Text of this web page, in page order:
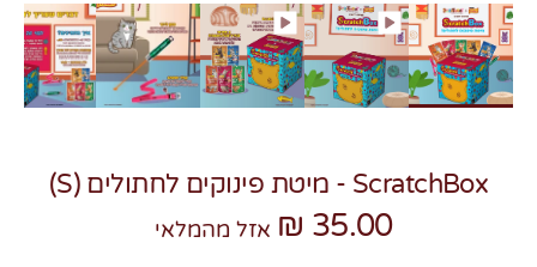
ScratchBox - מיטת פינוקים לחתולים (S)
35.00 ₪ אזל מהמלאי